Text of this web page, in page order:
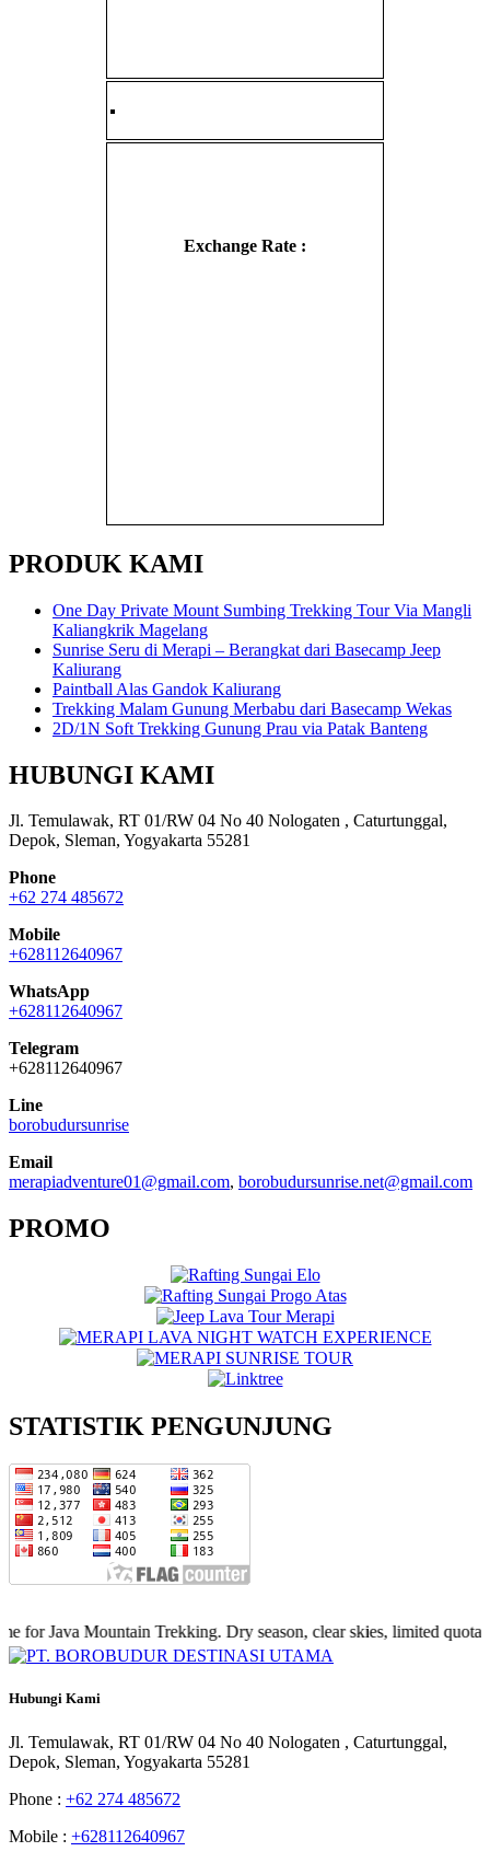
Exchange Rate :
PRODUK KAMI
One Day Private Mount Sumbing Trekking Tour Via Mangli
Kaliangkrik Magelang
Sunrise Seru di Merapi – Berangkat dari Basecamp Jeep
Kaliurang
Paintball Alas Gandok Kaliurang
Trekking Malam Gunung Merbabu dari Basecamp Wekas
2D/1N Soft Trekking Gunung Prau via Patak Banteng
HUBUNGI KAMI
Jl. Temulawak, RT 01/RW 04 No 40 Nologaten , Caturtunggal,
Depok, Sleman, Yogyakarta 55281
Phone
+62 274 485672
Mobile
+628112640967
WhatsApp
+628112640967
Telegram
+628112640967
Line
borobudursunrise
Email
merapiadventure01@gmail.com, borobudursunrise.net@gmail.com
PROMO
STATISTIK PENGUNJUNG
Mountain Trekking. Dry season, clear skies, limited quota —
Hubungi Kami
Jl. Temulawak, RT 01/RW 04 No 40 Nologaten , Caturtunggal,
Depok, Sleman, Yogyakarta 55281
Phone : +62 274 485672
Mobile : +628112640967